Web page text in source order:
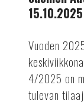
15.10.2025
Vuoden
4/2025 on
tulevan